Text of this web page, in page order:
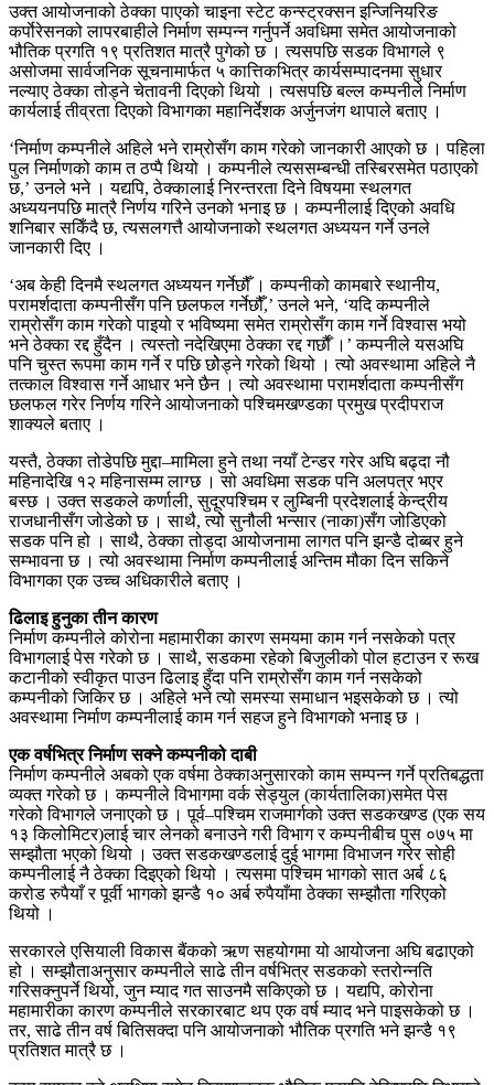
उक्त आयोजनाको ठेक्का पाएको चाइना स्टेट कन्स्ट्रक्सन इन्जिनियरिङ
कर्पाेरेसनको लापरबाहीले निर्माण सम्पन्न गर्नुपर्ने अवधिमा समेत आयोजनाको
भौतिक प्रगति १९ प्रतिशत मात्रै पुगेको छ । त्यसपछि सडक विभागले ९
असोजमा सार्वजनिक सूचनामार्फत ५ कात्तिकभित्र कार्यसम्पादनमा सुधार
नल्याए ठेक्का तोड्ने चेतावनी दिएको थियो । त्यसपछि बल्ल कम्पनीले निर्माण
कार्यलाई तीव्रता दिएको विभागका महानिर्देशक अर्जुनजंग थापाले बताए ।
‘निर्माण कम्पनीले अहिले भने राम्रोसँग काम गरेको जानकारी आएको छ । पहिला
पुल निर्माणको काम त ठप्पै थियो । कम्पनीले त्यससम्बन्धी तस्बिरसमेत पठाएको
छ,’ उनले भने । यद्यपि, ठेक्कालाई निरन्तरता दिने विषयमा स्थलगत
अध्ययनपछि मात्रै निर्णय गरिने उनको भनाइ छ । कम्पनीलाई दिएको अवधि
शनिबार सकिँदै छ, त्यसलगत्तै आयोजनाको स्थलगत अध्ययन गर्ने उनले
जानकारी दिए ।
‘अब केही दिनमै स्थलगत अध्ययन गर्नेछौँ । कम्पनीको कामबारे स्थानीय,
परामर्शदाता कम्पनीसँग पनि छलफल गर्नेछौँ,’ उनले भने, ‘यदि कम्पनीले
राम्रोसँग काम गरेको पाइयो र भविष्यमा समेत राम्रोसँग काम गर्ने विश्वास भयो
भने ठेक्का रद्द हुँदैन । त्यस्तो नदेखिएमा ठेक्का रद्द गर्छाैँ ।’ कम्पनीले यसअघि
पनि चुस्त रूपमा काम गर्ने र पछि छोेड्ने गरेको थियो । त्यो अवस्थामा अहिले नै
तत्काल विश्वास गर्ने आधार भने छैन । त्यो अवस्थामा परामर्शदाता कम्पनीसँग
छलफल गरेर निर्णय गरिने आयोजनाको पश्चिमखण्डका प्रमुख प्रदीपराज
शाक्यले बताए ।
यस्तै, ठेक्का तोडेपछि मुद्दा–मामिला हुने तथा नयाँ टेन्डर गरेर अघि बढ्दा नौ
महिनादेखि १२ महिनासम्म लाग्छ । सो अवधिमा सडक पनि अलपत्र भएर
बस्छ । उक्त सडकले कर्णाली, सुदूरपश्चिम र लुम्बिनी प्रदेशलाई केन्द्रीय
राजधानीसँग जोडेको छ । साथै, त्योे सुनौली भन्सार (नाका)सँग जोडिएको
सडक पनि हो । साथै, ठेक्का तोड्दा आयोजनामा लागत पनि झन्डै दोब्बर हुने
सम्भावना छ । त्यो अवस्थामा निर्माण कम्पनीलाई अन्तिम मौका दिन सकिने
विभागका एक उच्च अधिकारीले बताए ।
ढिलाइ हुनुका तीन कारण
निर्माण कम्पनीले कोरोना महामारीका कारण समयमा काम गर्न नसकेको पत्र
विभागलाई पेस गरेको छ । साथै, सडकमा रहेको बिजुलीको पोल हटाउन र रूख
कटानीको स्वीकृत पाउन ढिलाइ हुँदा पनि राम्रोसँग काम गर्न नसकेको
कम्पनीको जिकिर छ । अहिले भने त्यो समस्या समाधान भइसकेको छ । त्यो
अवस्थामा निर्माण कम्पनीलाई काम गर्न सहज हुने विभागको भनाइ छ ।
एक वर्षभित्र निर्माण सक्ने कम्पनीको दाबी
निर्माण कम्पनीले अबको एक वर्षमा ठेक्काअनुसारको काम सम्पन्न गर्ने प्रतिबद्धता
व्यक्त गरेको छ । कम्पनीले विभागमा वर्क सेड्युल (कार्यतालिका)समेत पेस
गरेको विभागले जनाएको छ । पूर्व–पश्चिम राजमार्गको उक्त सडकखण्ड (एक सय
१३ किलोमिटर)लाई चार लेनको बनाउने गरी विभाग र कम्पनीबीच पुस ०७५ मा
सम्झौता भएको थियो । उक्त सडकखण्डलाई दुई भागमा विभाजन गरेर सोही
कम्पनीलाई नै ठेक्का दिइएको थियो । त्यसमा पश्चिम भागको सात अर्ब ८६
करोड रुपैयाँ र पूर्वी भागको झन्डै १० अर्ब रुपैयाँमा ठेक्का सम्झौता गरिएको
थियो ।
सरकारले एसियाली विकास बैंकको ऋण सहयोगमा यो आयोजना अघि बढाएको
हो । सम्झौताअनुसार कम्पनीले साढे तीन वर्षभित्र सडकको स्तरोन्नति
गरिसक्नुपर्ने थियो, जुन म्याद गत साउनमै सकिएको छ । यद्यपि, कोरोना
महामारीका कारण कम्पनीले सरकारबाट थप एक वर्ष म्याद भने पाइसकेको छ ।
तर, साढे तीन वर्ष बितिसक्दा पनि आयोजनाको भौतिक प्रगति भने झन्डै १९
प्रतिशत मात्रै छ ।